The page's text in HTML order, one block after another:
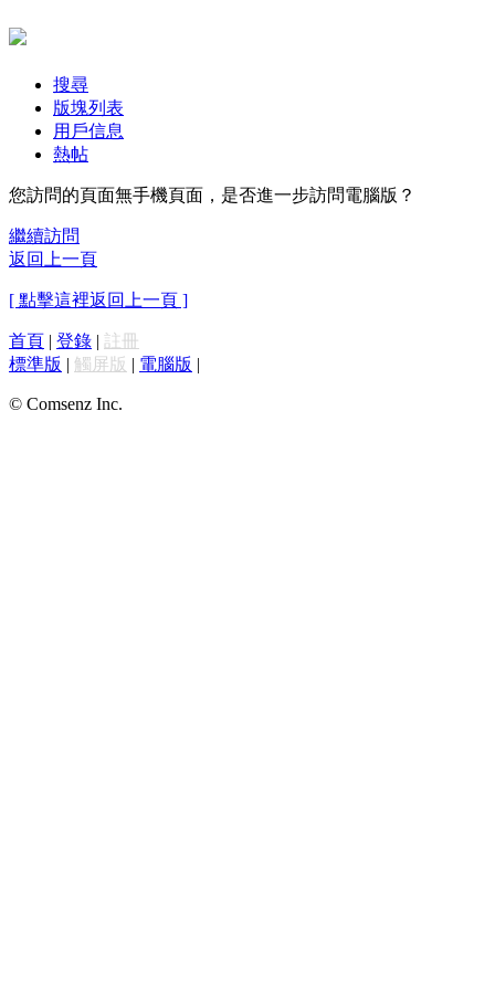
搜尋
版塊列表
用戶信息
熱帖
您訪問的頁面無手機頁面，是否進一步訪問電腦版？
繼續訪問
返回上一頁
[ 點擊這裡返回上一頁 ]
首頁 | 登錄 | 註冊
標準版 | 觸屏版 | 電腦版 |
© Comsenz Inc.